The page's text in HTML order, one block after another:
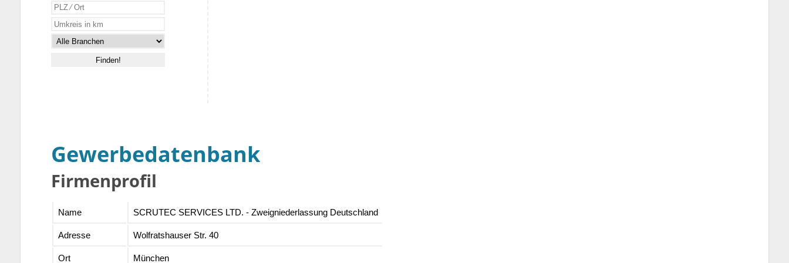
Gewerbedatenbank
Firmenprofil
Name SCRUTEC SERVICES LTD. - Zweigniederlassung Deutschland
Adresse Wolfratshauser Str. 40
Ort München